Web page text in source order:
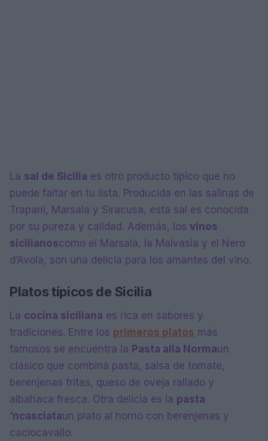
La sal de Sicilia es otro producto típico que no
puede faltar en tu lista. Producida en las salinas de
Trapani, Marsala y Siracusa, esta sal es conocida
por su pureza y calidad. Además, los vinos
sicilianoscomo el Marsala, la Malvasía y el Nero
d’Avola, son una delicia para los amantes del vino.
Platos típicos de Sicilia
La cocina siciliana es rica en sabores y
tradiciones. Entre los primeros platos más
famosos se encuentra la Pasta alla Normaun
clásico que combina pasta, salsa de tomate,
berenjenas fritas, queso de oveja rallado y
albahaca fresca. Otra delicia es la pasta
‘ncasciataun plato al horno con berenjenas y
caciocavallo.